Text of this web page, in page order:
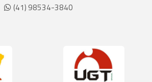
(41) 98534-3840